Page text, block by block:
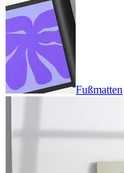
Fußmatten